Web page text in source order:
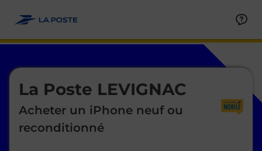
La Poste LEVIGNAC
Acheter un iPhone neuf ou
reconditionné
Le lien s'ouvre dans un nouvel onglet